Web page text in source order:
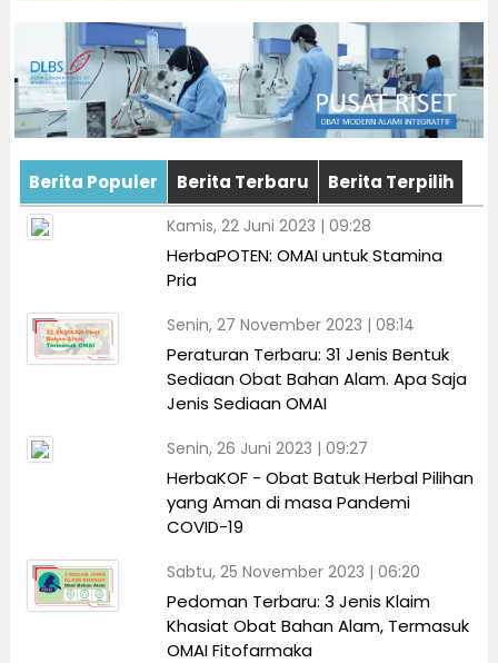
Berita Populer Berita Terbaru Berita Terpilih
Kamis, 22 Juni 2023 | 09:28
HerbaPOTEN: OMAI untuk Stamina
Pria
Senin, 27 November 2023 | 08:14
Peraturan Terbaru: 31 Jenis Bentuk
Sediaan Obat Bahan Alam. Apa Saja
Jenis Sediaan OMAI
Senin, 26 Juni 2023 | 09:27
HerbaKOF - Obat Batuk Herbal Pilihan
yang Aman di masa Pandemi
COVID-19
Sabtu, 25 November 2023 | 06:20
Pedoman Terbaru: 3 Jenis Klaim
Khasiat Obat Bahan Alam, Termasuk
OMAI Fitofarmaka